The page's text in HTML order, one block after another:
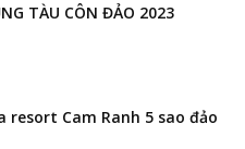
TÀU CÔN ĐẢO 2023
resort Cam Ranh 5 sao đảo